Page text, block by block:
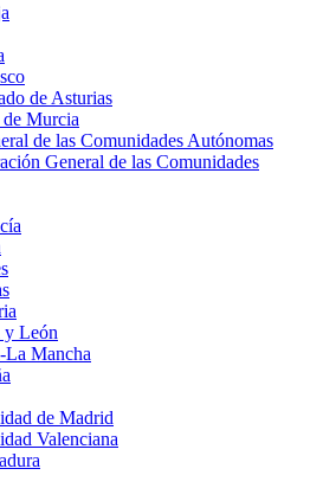
de Asturias
Murcia
de las Comunidades Autónomas
General de las Comunidades
y León
La Mancha
de Madrid
Valenciana